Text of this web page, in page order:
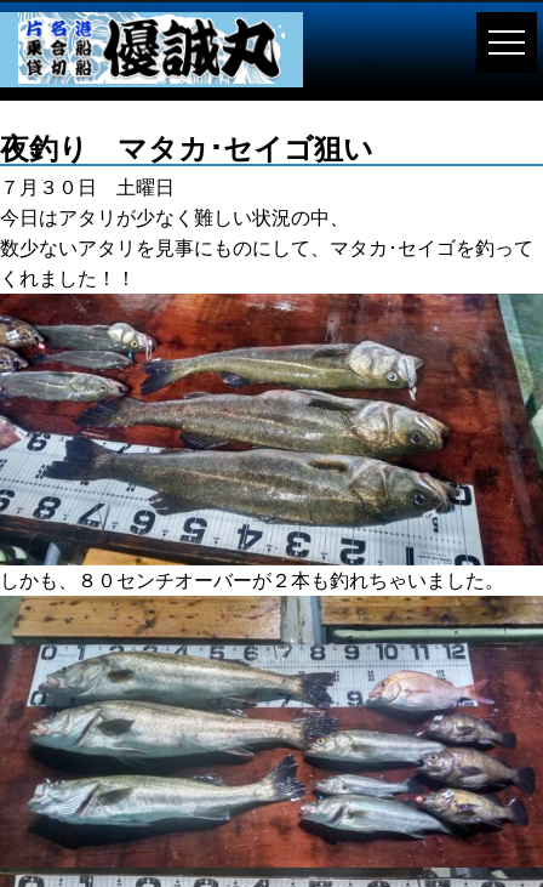
夜釣り マタカ･セイゴ狙い
７月３０日 土曜日
今日はアタリが少なく難しい状況の中、
数少ないアタリを見事にものにして、マタカ･セイゴを釣って
くれました！！
しかも、８０センチオーバーが２本も釣れちゃいました。